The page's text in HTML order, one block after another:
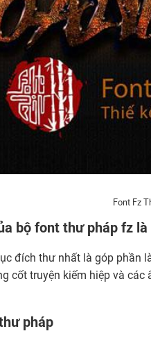
Font Fz
bộ font thư pháp fz là
đích thư nhất là góp phần
cốt truyện kiếm hiệp và
pháp